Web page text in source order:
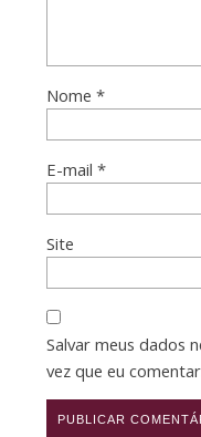
Nome *
E-mail *
Site
Salvar meus dados
vez que eu